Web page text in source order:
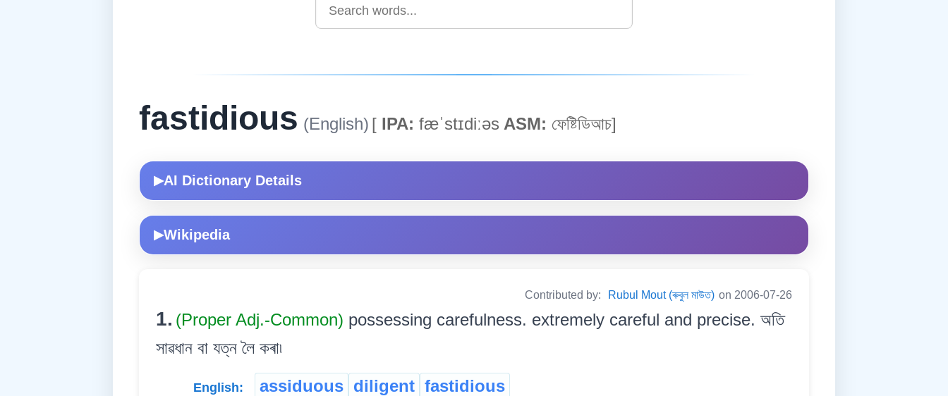
fastidious (English) [ IPA: fæˈstɪdiːəs ASM: ফেষ্টিডিআচ]
▶AI Dictionary Details
▶Wikipedia
Contributed by: Rubul Mout (ৰুবুল মাউত) on 2006-07-26
1. (Proper Adj.-Common) possessing carefulness. extremely careful and precise. অতি
সাৱধান বা যত্ন লৈ কৰা৷
English: assiduous diligent fastidious